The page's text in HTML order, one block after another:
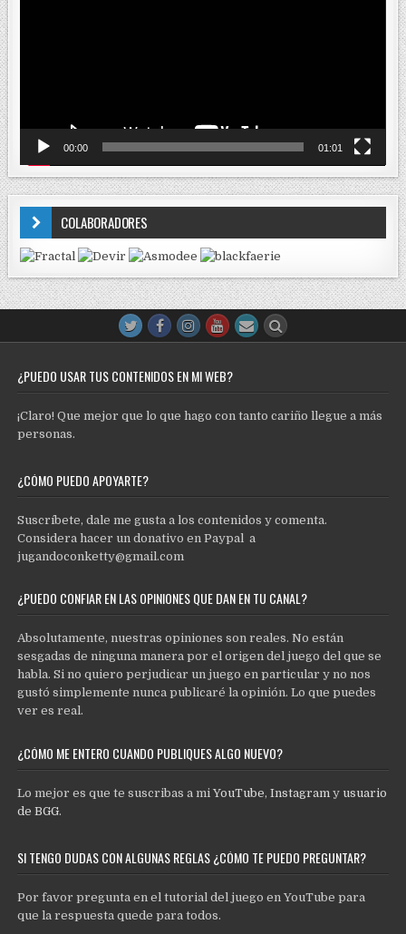
00:00 01:01
COLABORADORES
¿PUEDO USAR TUS CONTENIDOS EN MI WEB?
¡Claro! Que mejor que lo que hago con tanto cariño llegue a más
personas.
¿CÓMO PUEDO APOYARTE?
Suscríbete, dale me gusta a los contenidos y comenta.
Considera hacer un donativo en Paypal a
jugandoconketty@gmail.com
¿PUEDO CONFIAR EN LAS OPINIONES QUE DAN EN TU CANAL?
Absolutamente, nuestras opiniones son reales. No están
sesgadas de ninguna manera por el origen del juego del que se
habla. Si no quiero perjudicar un juego en particular y no nos
gustó simplemente nunca publicaré la opinión. Lo que puedes
ver es real.
¿CÓMO ME ENTERO CUANDO PUBLIQUES ALGO NUEVO?
Lo mejor es que te suscribas a miYouTube,Instagram y usuario
de BGG.
SI TENGO DUDAS CON ALGUNAS REGLAS ¿CÓMO TE PUEDO PREGUNTAR?
Por favor pregunta en el tutorial del juego en YouTube para
que la respuesta quede para todos.